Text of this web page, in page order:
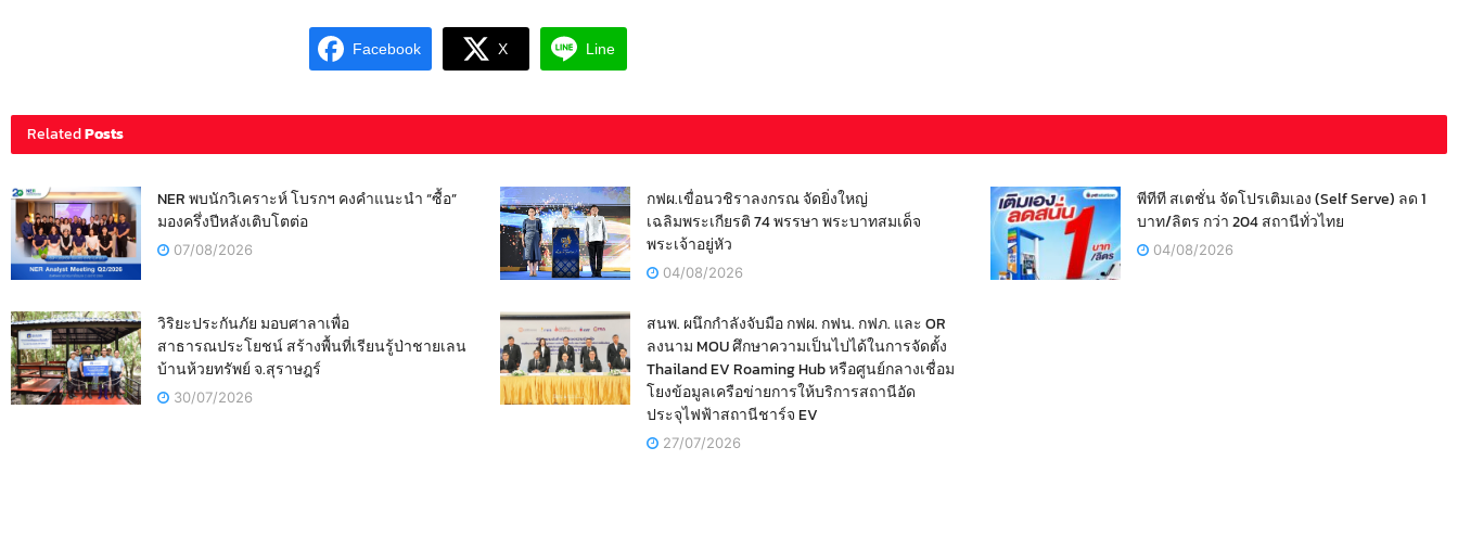
Facebook X Line
RelatedPosts
NER พบนักวิเคราะห์ โบรกฯ คงคำแนะนำ “ซื้อ”
มองครึ่งปีหลังเติบโตต่อ
07/08/2026
กฟผ.เขื่อนวชิราลงกรณ จัดยิ่งใหญ่
เฉลิมพระเกียรติ 74 พรรษา พระบาทสมเด็จ
พระเจ้าอยู่หัว
04/08/2026
พีทีที สเตชั่น จัดโปรเติมเอง (Self Serve) ลด 1
บาท/ลิตร กว่า 204 สถานีทั่วไทย
04/08/2026
วิริยะประกันภัย มอบศาลาเพื่อ
สาธารณประโยชน์ สร้างพื้นที่เรียนรู้ป่าชายเลน
บ้านห้วยทรัพย์ จ.สุราษฎร์
30/07/2026
สนพ. ผนึกกำลังจับมือ กฟผ. กฟน. กฟภ. และ OR
ลงนาม MOU ศึกษาความเป็นไปได้ในการจัดตั้ง
Thailand EV Roaming Hub หรือศูนย์กลางเชื่อม
โยงข้อมูลเครือข่ายการให้บริการสถานีอัด
ประจุไฟฟ้าสถานีชาร์จ EV
27/07/2026